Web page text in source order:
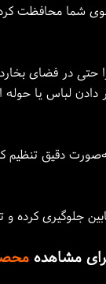
شما محافظت
در فضای
لباس یا حوله
دقیق
جلوگیری کرده
مشاهده